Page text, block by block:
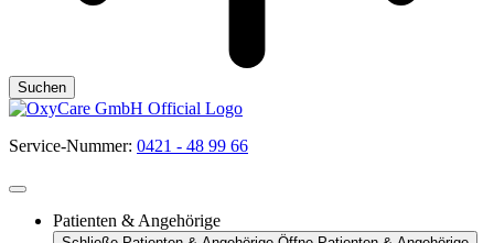
Suchen
Service-Nummer: 0421 - 48 99 66
Patienten & Angehörige